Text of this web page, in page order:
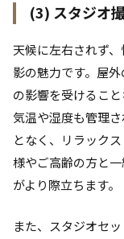
(3) スタジオ
天候に左右されず
影の魅力です。屋
の影響を受けるこ
気温や湿度も管理
となく、リラック
様やご高齢の方と
がより際立ちます。
また、スタジオセ